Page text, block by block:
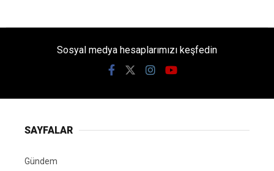
Sosyal medya hesaplarımızı keşfedin
SAYFALAR
Gündem